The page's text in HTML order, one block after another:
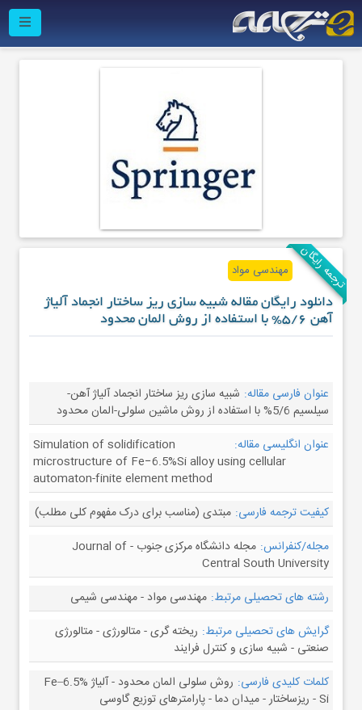
ترجمه رایگان مهندسی مواد
دانلود رایگان مقاله شبیه سازی ریز ساختار انجماد آلیاژ
آهن 5/6% با استفاده از روش المان محدود
عنوان فارسی مقاله: شبیه سازی ریز ساختار انجماد آلیاژ آهن-
سیلسیم 5/6% با استفاده از روش ماشین سلولی-المان محدود
عنوان انگلیسی مقاله:
Simulation of solidification
microstructure of Fe−6.5%Si alloy using cellular
automaton-finite element method
کیفیت ترجمه فارسی: مبتدی (مناسب برای درک مفهوم کلی مطلب)
مجله/کنفرانس:
مجله دانشگاه مرکزی جنوب - Journal of
Central South University
رشته های تحصیلی مرتبط: مهندسی مواد - مهندسی شیمی
گرایش های تحصیلی مرتبط: ریخته گری - متالورژی - متالورژی
صنعتی - شبیه سازی و کنترل فرایند
کلمات کلیدی فارسی:
روش سلولی المان محدود - آلیاژ Fe–6.5%
Si - ریزساختار - میدان دما - پارامترهای توزیع گاوسی